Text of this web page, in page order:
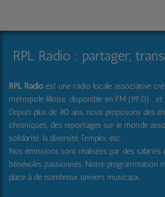
RPL Radio est une radio locale associative
métropole lilloise, disponible en FM (99.0) , et
Depuis plus de 40 ans, nous proposons des
chroniques, des reportages sur le monde
solidarité, la diversité, l'emploi, etc.
Nos émissions sont réalisées par des
bénévoles passionnés. Notre programmation
place à de nombreux univers musicaux.